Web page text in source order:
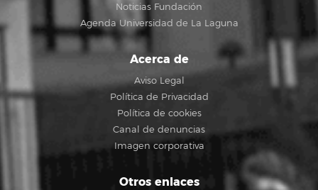
Noticias Fundación
Agenda Universidad de La Laguna
Acerca de
Aviso Legal
Política de Privacidad
Política de cookies
Canal de denuncias
Imagen corporativa
Otros enlaces